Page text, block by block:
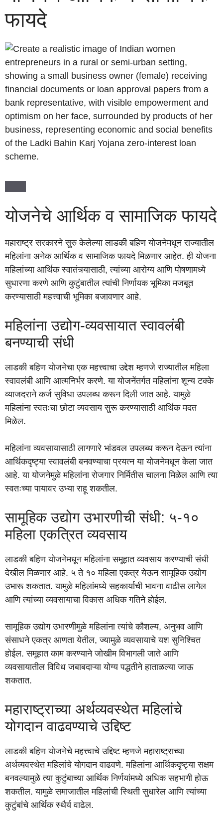
फायदे
योजनेचे आर्थिक व सामाजिक फायदे
महाराष्ट्र सरकारने सुरु केलेल्या लाडकी बहिण योजनेमधून राज्यातील
महिलांना अनेक आर्थिक व सामाजिक फायदे मिळणार आहेत. ही योजना
महिलांच्या आर्थिक स्वातंत्र्यासाठी, त्यांच्या आरोग्य आणि पोषणामध्ये
सुधारणा करणे आणि कुटुंबातील त्यांची निर्णायक भूमिका मजबूत
करण्यासाठी महत्त्वाची भूमिका बजावणार आहे.
महिलांना उद्योग-व्यवसायात स्वावलंबी
बनण्याची संधी
लाडकी बहिण योजनेचा एक महत्त्वाचा उद्देश म्हणजे राज्यातील महिला
स्वावलंबी आणि आत्मनिर्भर करणे. या योजनेंतर्गत महिलांना शून्य टक्के
व्याजदराने कर्ज सुविधा उपलब्ध करून दिली जात आहे. यामुळे
महिलांना स्वतःचा छोटा व्यवसाय सुरू करण्यासाठी आर्थिक मदत
मिळेल.
महिलांना व्यवसायासाठी लागणारे भांडवल उपलब्ध करून देऊन त्यांना
आर्थिकदृष्ट्या स्वावलंबी बनवण्याचा प्रयत्न या योजनेमधून केला जात
आहे. या योजनेमुळे महिलांना रोजगार निर्मितीस चालना मिळेल आणि त्या
स्वतःच्या पायावर उभ्या राहू शकतील.
सामूहिक उद्योग उभारणीची संधी: ५-१०
महिला एकत्रित व्यवसाय
लाडकी बहिण योजनेमधून महिलांना समूहात व्यवसाय करण्याची संधी
देखील मिळणार आहे. ५ ते १० महिला एकत्र येऊन सामूहिक उद्योग
उभारू शकतात. यामुळे महिलांमध्ये सहकार्याची भावना वाढीस लागेल
आणि त्यांच्या व्यवसायाचा विकास अधिक गतिने होईल.
सामूहिक उद्योग उभारणीमुळे महिलांना त्यांचे कौशल्य, अनुभव आणि
संसाधने एकत्र आणता येतील, ज्यामुळे व्यवसायाचे यश सुनिश्चित
होईल. समूहात काम करण्याने जोखीम विभागली जाते आणि
व्यवसायातील विविध जबाबदाऱ्या योग्य पद्धतीने हाताळल्या जाऊ
शकतात.
महाराष्ट्राच्या अर्थव्यवस्थेत महिलांचे
योगदान वाढवण्याचे उद्दिष्ट
लाडकी बहिण योजनेचे महत्त्वाचे उद्दिष्ट म्हणजे महाराष्ट्राच्या
अर्थव्यवस्थेत महिलांचे योगदान वाढवणे. महिलांना आर्थिकदृष्ट्या सक्षम
बनवल्यामुळे त्या कुटुंबाच्या आर्थिक निर्णयांमध्ये अधिक सहभागी होऊ
शकतील. यामुळे समाजातील महिलांची स्थिती सुधारेल आणि त्यांच्या
कुटुंबांचे आर्थिक स्थैर्य वाढेल.